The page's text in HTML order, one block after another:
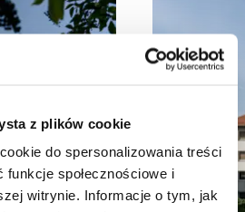
z plików cookie
do spersonalizowania treści
funkcje społecznościowe i
witrynie. Informacje o tym, jak